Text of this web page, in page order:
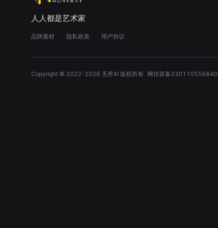
人人都是艺术家
品牌素材 隐私政策 用户协议
Copyright © 2022-2026 无界AI 版权所有 网信算备